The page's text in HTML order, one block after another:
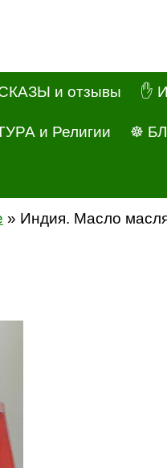
и отзывы ✋
и Религии ☸
» Индия. Масло